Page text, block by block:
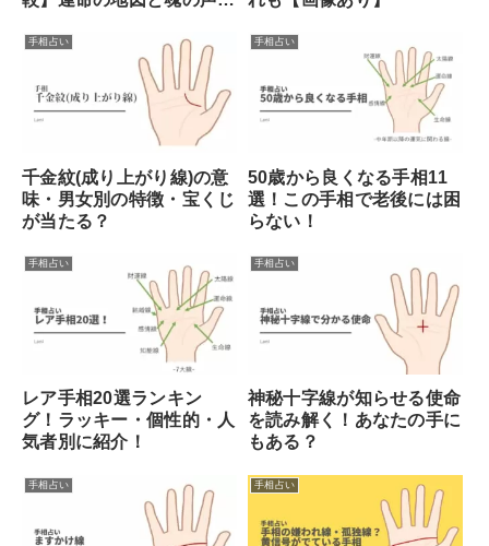
手相占い
千金紋(成り上がり線)の意
味・男女別の特徴・宝くじ
が当たる？
手相占い
50歳から良くなる手相11
選！この手相で老後には困
らない！
手相占い
レア手相20選ランキン
グ！ラッキー・個性的・人
気者別に紹介！
手相占い
神秘十字線が知らせる使命
を読み解く！あなたの手に
もある？
手相占い 手相占い